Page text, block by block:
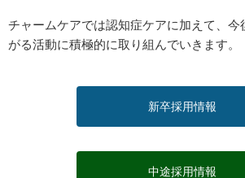
チャームケアでは認知症ケアに加えて、今
がる活動に積極的に取り組んでいきます。
新卒採用情報
中途採用情報